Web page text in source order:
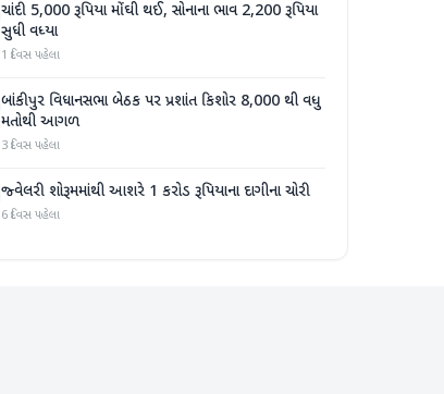
ચાંદી 5,000 રૂપિયા મોંઘી થઈ, સોનાના ભાવ 2,200 રૂપિયા
સુધી વધ્યા
1 દિવસ પહેલા
બાંકીપુર વિધાનસભા બેઠક પર પ્રશાંત કિશોર 8,000 થી વધુ
મતોથી આગળ
3 દિવસ પહેલા
જ્વેલરી શોરૂમમાંથી આશરે 1 કરોડ રૂપિયાના દાગીના ચોરી
6 દિવસ પહેલા